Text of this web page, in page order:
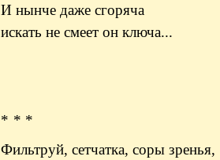
И нынче даже сгоряча
искать не смеет он ключа...
* * *
Фильтруй, сетчатка, соры зренья,